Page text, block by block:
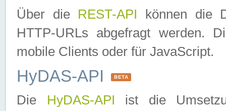
Über die REST-API können die
HTTP-URLs abgefragt werden.
mobile Clients oder für JavaScript.
HyDAS-API BETA
Die HyDAS-API ist die